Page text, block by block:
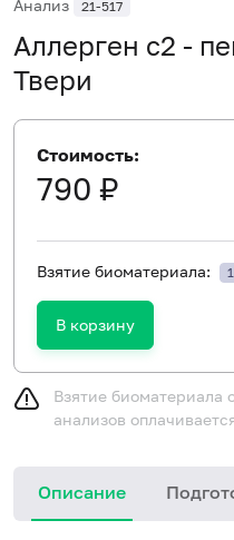
Анализ 21-517
Аллерген c2 -
Твери
Стоимость:
790 ₽
Взятие биоматериала:
В корзину
Взятие биоматериала
анализов
Описание